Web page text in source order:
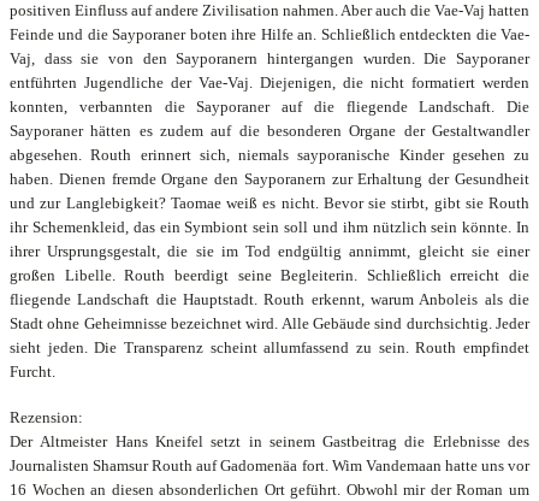
positiven Einfluss auf andere Zivilisation nahmen. Aber auch die Vae-Vaj hatten
Feinde und die Sayporaner boten ihre Hilfe an. Schließlich entdeckten die Vae-
Vaj, dass sie von den Sayporanern hintergangen wurden. Die Sayporaner
entführten Jugendliche der Vae-Vaj. Diejenigen, die nicht formatiert werden
konnten, verbannten die Sayporaner auf die fliegende Landschaft. Die
Sayporaner hätten es zudem auf die besonderen Organe der Gestaltwandler
abgesehen. Routh erinnert sich, niemals sayporanische Kinder gesehen zu
haben. Dienen fremde Organe den Sayporanern zur Erhaltung der Gesundheit
und zur Langlebigkeit? Taomae weiß es nicht. Bevor sie stirbt, gibt sie Routh
ihr Schemenkleid, das ein Symbiont sein soll und ihm nützlich sein könnte. In
ihrer Ursprungsgestalt, die sie im Tod endgültig annimmt, gleicht sie einer
großen Libelle. Routh beerdigt seine Begleiterin. Schließlich erreicht die
fliegende Landschaft die Hauptstadt. Routh erkennt, warum Anboleis als die
Stadt ohne Geheimnisse bezeichnet wird. Alle Gebäude sind durchsichtig. Jeder
sieht jeden. Die Transparenz scheint allumfassend zu sein. Routh empfindet
Furcht.
Rezension:
Der Altmeister Hans Kneifel setzt in seinem Gastbeitrag die Erlebnisse des
Journalisten Shamsur Routh auf Gadomenäa fort. Wim Vandemaan hatte uns vor
16 Wochen an diesen absonderlichen Ort geführt. Obwohl mir der Roman um